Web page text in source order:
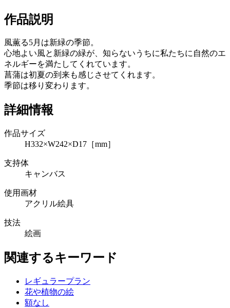
作品説明
風薫る5月は新緑の季節。
心地よい風と新緑の緑が、知らないうちに私たちに自然のエ
ネルギーを満たしてくれています。
菖蒲は初夏の到来も感じさせてくれます。
季節は移り変わります。
詳細情報
作品サイズ
H332×W242×D17［mm］
支持体
キャンバス
使用画材
アクリル絵具
技法
絵画
関連するキーワード
レギュラープラン
花や植物の絵
額なし